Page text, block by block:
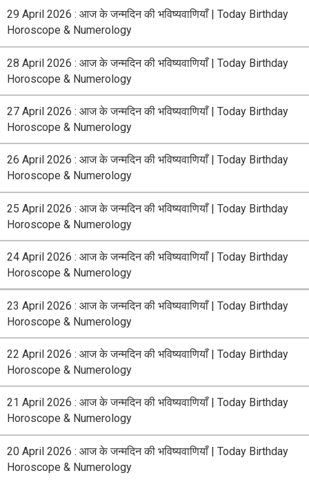
29 April 2026 : आज के जन्मदिन की भविष्यवाणियाँ | Today Birthday
Horoscope & Numerology
28 April 2026 : आज के जन्मदिन की भविष्यवाणियाँ | Today Birthday
Horoscope & Numerology
27 April 2026 : आज के जन्मदिन की भविष्यवाणियाँ | Today Birthday
Horoscope & Numerology
26 April 2026 : आज के जन्मदिन की भविष्यवाणियाँ | Today Birthday
Horoscope & Numerology
25 April 2026 : आज के जन्मदिन की भविष्यवाणियाँ | Today Birthday
Horoscope & Numerology
24 April 2026 : आज के जन्मदिन की भविष्यवाणियाँ | Today Birthday
Horoscope & Numerology
23 April 2026 : आज के जन्मदिन की भविष्यवाणियाँ | Today Birthday
Horoscope & Numerology
22 April 2026 : आज के जन्मदिन की भविष्यवाणियाँ | Today Birthday
Horoscope & Numerology
21 April 2026 : आज के जन्मदिन की भविष्यवाणियाँ | Today Birthday
Horoscope & Numerology
20 April 2026 : आज के जन्मदिन की भविष्यवाणियाँ | Today Birthday
Horoscope & Numerology